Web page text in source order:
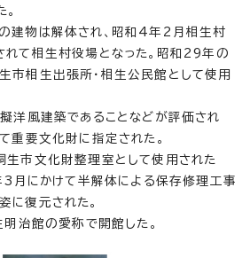
建物は解体され、昭和4年2月相生村
れて相生村役場となった。昭和29年の
市相生出張所・相生公民館として使用
洋風建築であることなどが評価され
重要文化財に指定された。
生市文化財整理室として使用された
月にかけて半解体による保存修理工事
に復元された。
治館の愛称で開館した。